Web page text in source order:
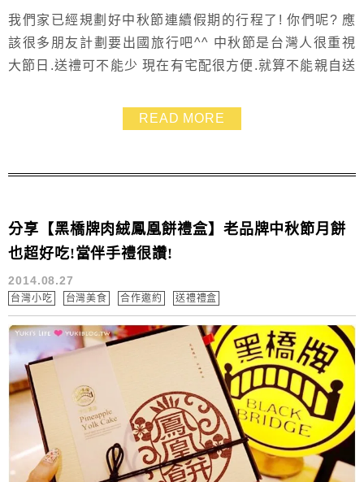
我們家已經規劃好中秋節連續假期的行程了! 你們呢? 應
該很多朋友計劃要出國旅行吧^^ 中秋節是台灣人很重視
大節日.送禮可不能少 現在有宅配很方便.就算不能親自送
次收到「Donutes多那之」送給我的中秋月餅禮盒 才知
道他們家也有在賣中秋節禮盒喲!! 吃到的瓦妮莎義式手工
虎這樣的天氣跟全家人一...
READ MORE
分享【黑橋牌肉絨鳳凰餅禮盒】老品牌中秋節月餅
也超好吃!當伴手禮很讚!
2014.08.27
台灣小吃 台灣美食 合作邀約 送禮禮盒